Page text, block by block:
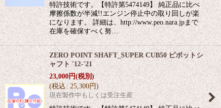
特許技術です。【特許第5474149】 純正品に比べ
摩擦係数が半減!!エンジン停止中の取り回しが楽
になります。 詳細は、http://www.peo.nara.jpまで
在庫を確保すべく努…
ZERO POINT SHAFT_SUPER CUB50 ピボットシ
ャフト '12-'21
23,000円(税別)
(税込: 25,300円)
現在製作中もしくは受注生産